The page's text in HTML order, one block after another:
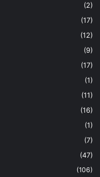
(2)
(17)
(12)
(9)
(17)
(1)
(11)
(16)
(1)
(7)
(47)
(106)